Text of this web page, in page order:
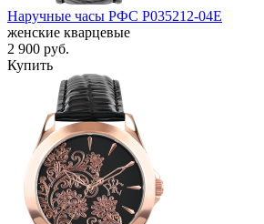
Наручные часы РФС P035212-04E
женские кварцевые
2 900 руб.
Купить